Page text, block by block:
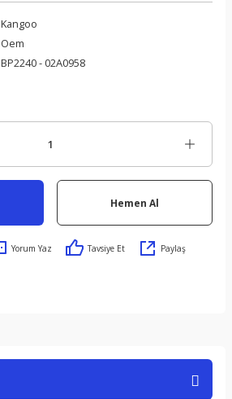
Kangoo
Oem
BP2240 - 02A0958
Hemen Al
Yorum Yaz Tavsiye Et Paylaş